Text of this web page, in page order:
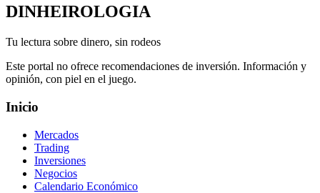
DINHEIROLOGIA
Tu lectura sobre dinero, sin rodeos
Este portal no ofrece recomendaciones de inversión. Información y
opinión, con piel en el juego.
Inicio
Mercados
Trading
Inversiones
Negocios
Calendario Económico